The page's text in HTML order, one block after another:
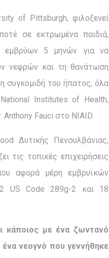
of Pittsburgh, φιλοξενεί
σε εκτρωμένα παιδιά,
εμβρύων 5 μηνών για να
νεφρών και τη θανάτωση
συγκομιδή του ήπατος, όλα
Institutes of Health,
Anthony Fauci στο NIAID.
Δυτικής Πενσυλβάνιας,
τις τοπικές επιχειρήσεις
αφορά μέρη εμβρυϊκών
US Code 289g-2 και 18
κάποιος με ένα ζωντανό
νεογνό που γεννήθηκε